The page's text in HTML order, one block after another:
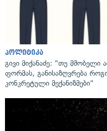
პოლიტიკა
გივი მიქანაძე: "თუ მშობელი
ფორმას, განისაზღვრება
კონკრეტული მექანიზმები"